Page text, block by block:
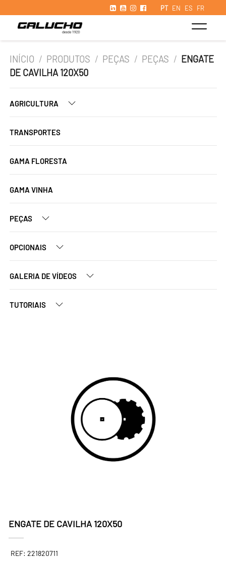
PT EN ES FR
INÍCIO / PRODUTOS / PEÇAS / PEÇAS / ENGATE
DE CAVILHA 120X50
AGRICULTURA
TRANSPORTES
GAMA FLORESTA
GAMA VINHA
PEÇAS
OPCIONAIS
GALERIA DE VÍDEOS
TUTORIAIS
ENGATE DE CAVILHA 120X50
REF: 221820711